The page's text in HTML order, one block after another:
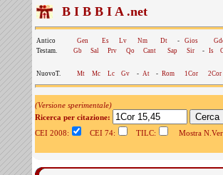
B I B B I A .net
Antico Gen Es Lv Nm Dt - Gios
Testam.
Gb Sal Prv Qo Cant Sap Sir - Is
NuovoT. Mt Mc Lc Gv - At - Rom 1Cor 2Cor
(Versione sperimentale)
Ricerca per citazione:
CEI 2008:
CEI 74: TILC: Mostra